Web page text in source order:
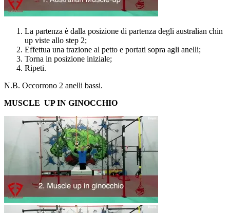
La partenza è dalla posizione di partenza degli australian chin
up viste allo step 2;
Effettua una trazione al petto e portati sopra agli anelli;
Torna in posizione iniziale;
Ripeti.
N.B. Occorrono 2 anelli bassi.
MUSCLE UP IN GINOCCHIO